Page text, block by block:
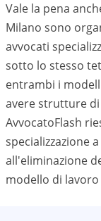
Vale la pena
Milano sono
avvocati
sotto lo stesso
entrambi i
avere strutture
AvvocatoFlash
specializzazione
all'eliminazione
modello di